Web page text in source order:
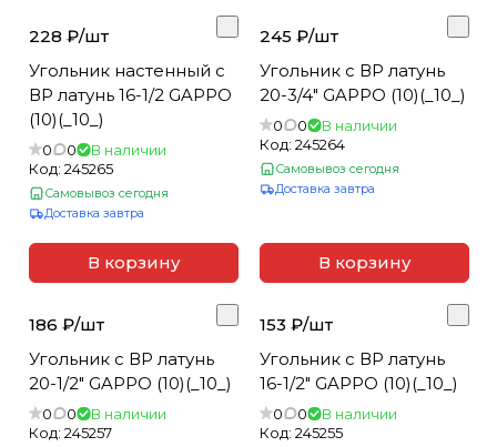
228 ₽/шт
Угольник настенный с
ВР латунь 16-1/2 GAPPO
(10)(_10_)
0 0
В наличии
Код: 245265
Самовывоз сегодня
Доставка завтра
В корзину
245 ₽/шт
Угольник с ВР латунь
20-3/4" GAPPO (10)(_10_)
0 0
В наличии
Код: 245264
Самовывоз сегодня
Доставка завтра
В корзину
186 ₽/шт
Угольник с ВР латунь
20-1/2" GAPPO (10)(_10_)
0 0
В наличии
Код: 245257
153 ₽/шт
Угольник с ВР латунь
16-1/2" GAPPO (10)(_10_)
0 0
В наличии
Код: 245255